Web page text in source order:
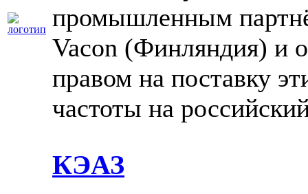
промышленным
Vacon (Финляндия) и
правом на поставку
частоты на
КЭАЗ